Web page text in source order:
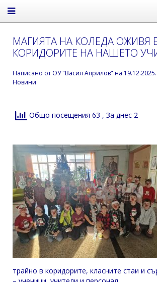
МАГИЯТА НА КОЛЕДА ОЖИВЯ
КОРИДОРИТЕ НА НАШЕТО
Написано от ОУ "Васил Априлов" на 19.12.2025
Новини
Общо посещения 63 , За днес 2
трайно в коридорите, класните стаи и